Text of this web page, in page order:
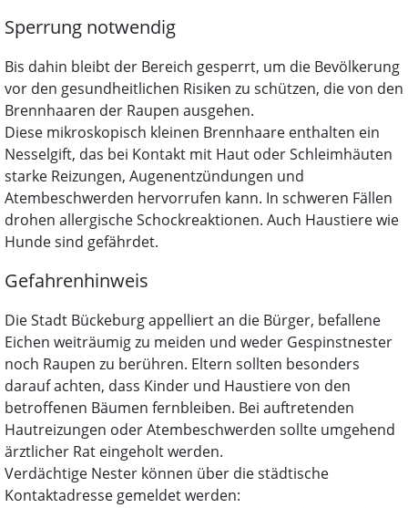
Sperrung notwendig
Bis dahin bleibt der Bereich gesperrt, um die Bevölkerung
vor den gesundheitlichen Risiken zu schützen, die von den
Brennhaaren der Raupen ausgehen.
Diese mikroskopisch kleinen Brennhaare enthalten ein
Nesselgift, das bei Kontakt mit Haut oder Schleimhäuten
starke Reizungen, Augenentzündungen und
Atembeschwerden hervorrufen kann. In schweren Fällen
drohen allergische Schockreaktionen. Auch Haustiere wie
Hunde sind gefährdet.
Gefahrenhinweis
Die Stadt Bückeburg appelliert an die Bürger, befallene
Eichen weiträumig zu meiden und weder Gespinstnester
noch Raupen zu berühren. Eltern sollten besonders
darauf achten, dass Kinder und Haustiere von den
betroffenen Bäumen fernbleiben. Bei auftretenden
Hautreizungen oder Atembeschwerden sollte umgehend
ärztlicher Rat eingeholt werden.
Verdächtige Nester können über die städtische
Kontaktadresse gemeldet werden: